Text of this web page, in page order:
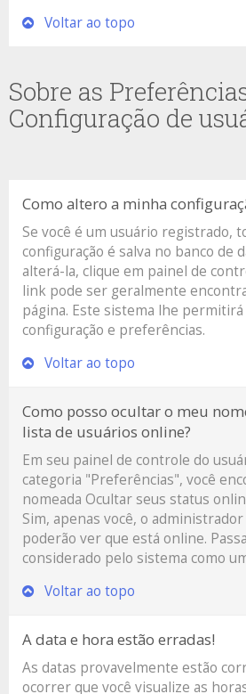
Voltar ao topo
Sobre as
Configuração de
Como altero a minha
Se você é um usuário registrado,
configuração é salva no banco de
alterá-la, clique em painel de
link pode ser geralmente
página. Este sistema lhe
configuração e preferências.
Voltar ao topo
Como posso ocultar o meu
lista de usuários online?
Em seu painel de controle do
categoria "Preferências", você
nomeada Ocultar seus status
Sim, apenas você, o
poderão ver que está online.
considerado pelo sistema como
Voltar ao topo
A data e hora estão erradas!
As datas provavelmente estão
ocorrer que você visualize as